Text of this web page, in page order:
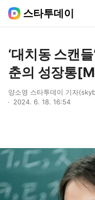
스타투데이
‘대치동 스캔
춘의 성장통
양소영 스타투데이 기자
2024. 6. 18. 16:54